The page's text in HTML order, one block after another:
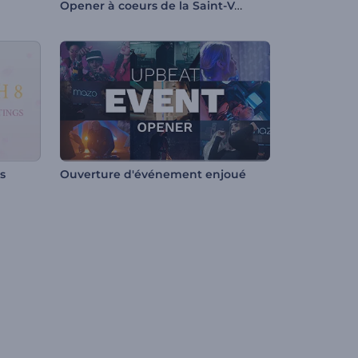
Opener à coeurs de la Saint-Valentin
Ouverture d'événement enjoué